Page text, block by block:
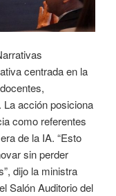
centrada en la
acción posiciona
como referentes
de la IA. “Esto
sin perder
dijo la ministra
Salón Auditorio del